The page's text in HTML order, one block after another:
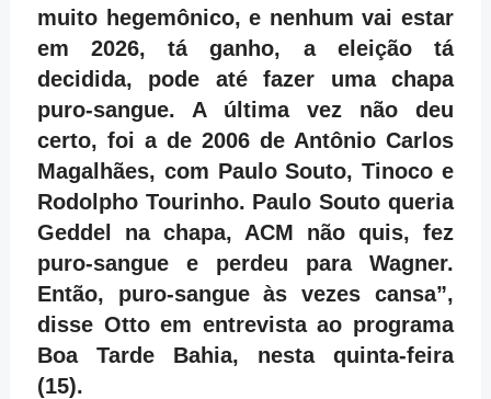
muito hegemônico, e nenhum vai estar
em 2026, tá ganho, a eleição tá
decidida, pode até fazer uma chapa
puro-sangue. A última vez não deu
certo, foi a de 2006 de Antônio Carlos
Magalhães, com Paulo Souto, Tinoco e
Rodolpho Tourinho. Paulo Souto queria
Geddel na chapa, ACM não quis, fez
puro-sangue e perdeu para Wagner.
Então, puro-sangue às vezes cansa”,
disse Otto em entrevista ao programa
Boa Tarde Bahia, nesta quinta-feira
(15).